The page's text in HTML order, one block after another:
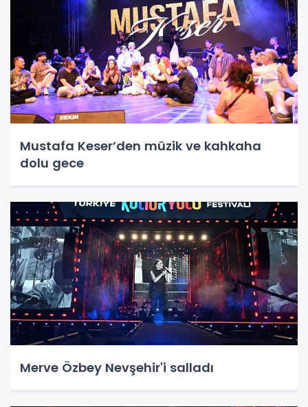
Mustafa Keser’den müzik ve kahkaha
dolu gece
Merve Özbey Nevşehir'i salladı